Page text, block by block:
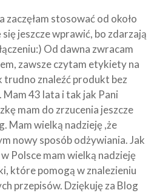
zaczęłam stosować od około
się jeszcze wprawić, bo zdarzają
Od dawna zwracam
zawsze czytam etykiety na
trudno znaleźć produkt bez
43 lata i tak jak Pani
mam do zrzucenia jeszcze
Mam wielką nadzieję ,że
nowy sposób odżywiania. Jak
Polsce mam wielką nadzieję
które pomogą w znalezieniu
przepisów. Dziękuję za Blog